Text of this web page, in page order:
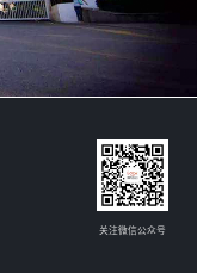
关注微信公众号